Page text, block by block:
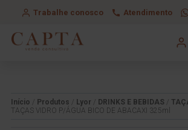
Trabalhe conosco Atendimento
Início Produtos Lyor DRINKS E BEBIDAS
TAÇAS VIDRO P/ÁGUA BICO DE ABACAXI 325ml